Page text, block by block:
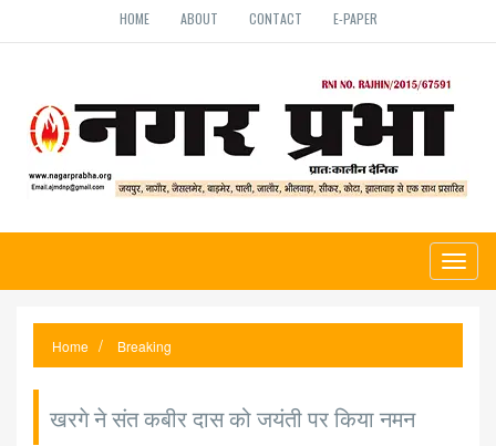
HOME ABOUT CONTACT E-PAPER
Home Breaking
खरगे ने संत कबीर दास को जयंती पर किया नमन